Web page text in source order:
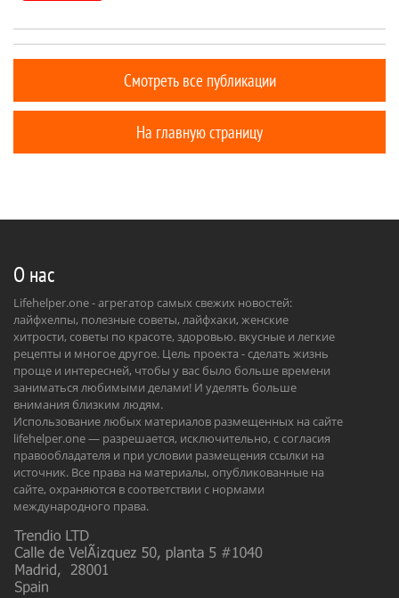
Смотреть все публикации
На главную страницу
О нас
Lifehelper.one - агрегатор самых свежих новостей:
лайфхелпы, полезные советы, лайфхаки, женские
хитрости, советы по красоте, здоровью. вкусные и легкие
рецепты и многое другое. Цель проекта - сделать жизнь
проще и интересней, чтобы у вас было больше времени
заниматься любимыми делами! И уделять больше
внимания близким людям.
Использование любых материалов размещенных на сайте
lifehelper.one — разрешается, исключительно, с согласия
правообладателя и при условии размещения ссылки на
источник. Все права на материалы, опубликованные на
сайте, охраняются в соответствии с нормами
международного права.